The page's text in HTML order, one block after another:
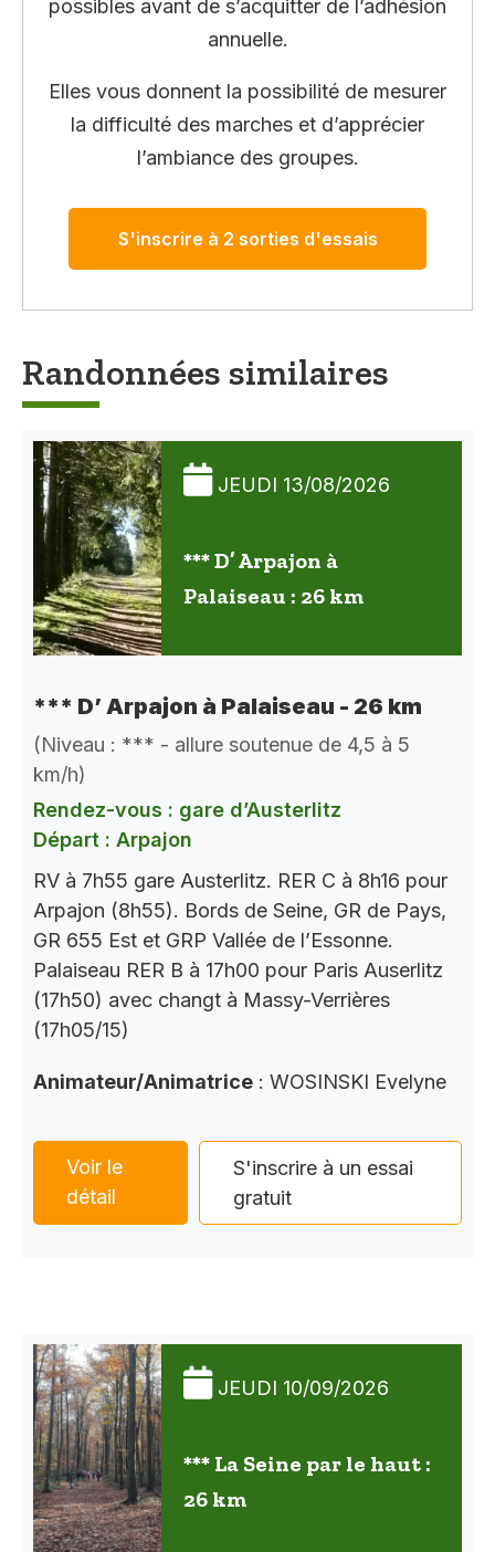
possibles avant de s’acquitter de l’adhésion
annuelle.
Elles vous donnent la possibilité de mesurer
la difficulté des marches et d’apprécier
l’ambiance des groupes.
S'inscrire à 2 sorties d'essais
Randonnées similaires
JEUDI 13/08/2026
*** D’ Arpajon à
Palaiseau : 26 km
*** D’ Arpajon à Palaiseau - 26 km
(Niveau : *** - allure soutenue de 4,5 à 5
km/h)
Rendez-vous : gare d’Austerlitz
Départ : Arpajon
RV à 7h55 gare Austerlitz. RER C à 8h16 pour
Arpajon (8h55). Bords de Seine, GR de Pays,
GR 655 Est et GRP Vallée de l’Essonne.
Palaiseau RER B à 17h00 pour Paris Auserlitz
(17h50) avec changt à Massy-Verrières
(17h05/15)
Animateur/Animatrice : WOSINSKI Evelyne
Voir le
détail
S'inscrire à un essai
gratuit
JEUDI 10/09/2026
*** La Seine par le haut :
26 km